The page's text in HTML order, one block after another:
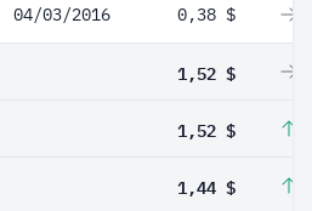
04/03/2016 0,38 $
1,52 $
1,52 $
1,44 $